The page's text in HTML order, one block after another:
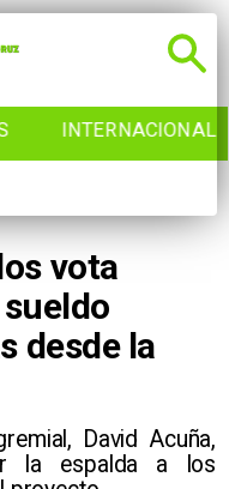
INTERNACIONAL
vota
desde la
David Acuña,
la espalda a los